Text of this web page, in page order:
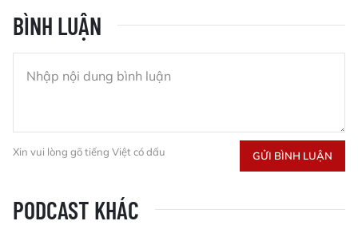
BÌNH LUẬN
Xin vui lòng gõ tiếng Việt có dấu GỬI BÌNH LUẬN
PODCAST KHÁC